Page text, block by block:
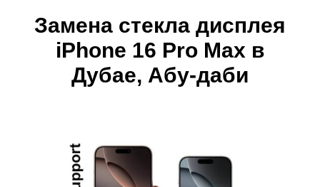
Замена стекла дисплея
iPhone 16 Pro Max в
Дубае, Абу-даби